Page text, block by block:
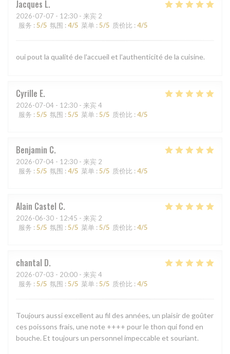
Jacques L
2026-07-07 - 12:30 - 来宾 2
服务 : 5/5 氛围 : 4/5 菜单 : 5/5 质价比 : 4/5
oui pout la qualité de l'accueil et l'authenticité de la cuisine.
Cyrille E
2026-07-04 - 12:30 - 来宾 4
服务 : 5/5 氛围 : 5/5 菜单 : 5/5 质价比 : 4/5
Benjamin C
2026-07-04 - 12:30 - 来宾 2
服务 : 5/5 氛围 : 4/5 菜单 : 5/5 质价比 : 4/5
Alain Castel C
2026-06-30 - 12:45 - 来宾 2
服务 : 5/5 氛围 : 5/5 菜单 : 5/5 质价比 : 4/5
chantal D
2026-07-03 - 20:00 - 来宾 4
服务 : 5/5 氛围 : 5/5 菜单 : 5/5 质价比 : 4/5
Toujours aussi excellent au fil des années, un plaisir de goûter
ces poissons frais, une note ++++ pour le thon qui fond en
bouche. Et toujours un personnel impeccable et souriant.